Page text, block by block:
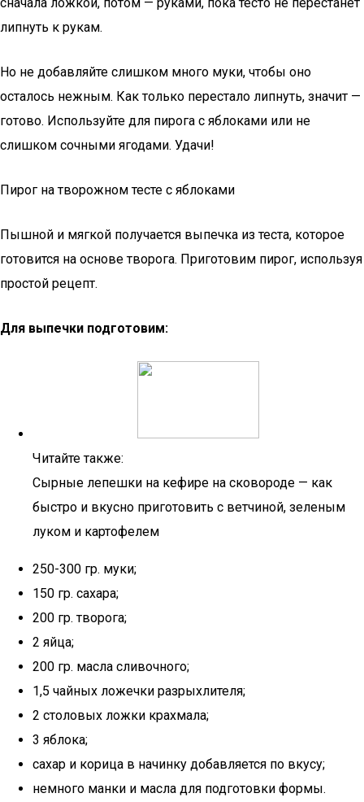
липнуть к рукам.
Но не добавляйте слишком много муки, чтобы оно
осталось нежным. Как только перестало липнуть, значит —
готово. Используйте для пирога с яблоками или не
слишком сочными ягодами. Удачи!
Пирог на творожном тесте с яблоками
Пышной и мягкой получается выпечка из теста, которое
готовится на основе творога. Приготовим пирог, используя
простой рецепт.
Для выпечки подготовим:
Читайте также:
Сырные лепешки на кефире на сковороде — как
быстро и вкусно приготовить с ветчиной, зеленым
луком и картофелем
250-300 гр. муки;
150 гр. сахара;
200 гр. творога;
2 яйца;
200 гр. масла сливочного;
1,5 чайных ложечки разрыхлителя;
2 столовых ложки крахмала;
3 яблока;
сахар и корица в начинку добавляется по вкусу;
немного манки и масла для подготовки формы.